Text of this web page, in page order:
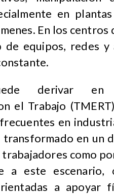
en
En los centros
equipos, redes y
derivar en
el Trabajo
en
transformado en un
como
a este escenario,
a apoyar